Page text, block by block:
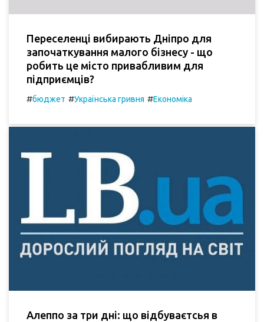
Переселенці вибирають Дніпро для
започаткування малого бізнесу - що
робить це місто привабливим для
підприємців?
#бюджет #Українська гривня #Економіка
Алеппо за три дні: що відбуваєтсья в